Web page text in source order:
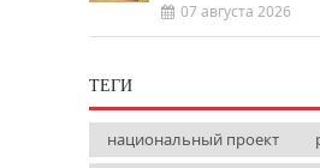
07 августа 2026
ТЕГИ
национальный проект